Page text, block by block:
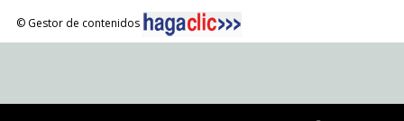
© Gestor de contenidos